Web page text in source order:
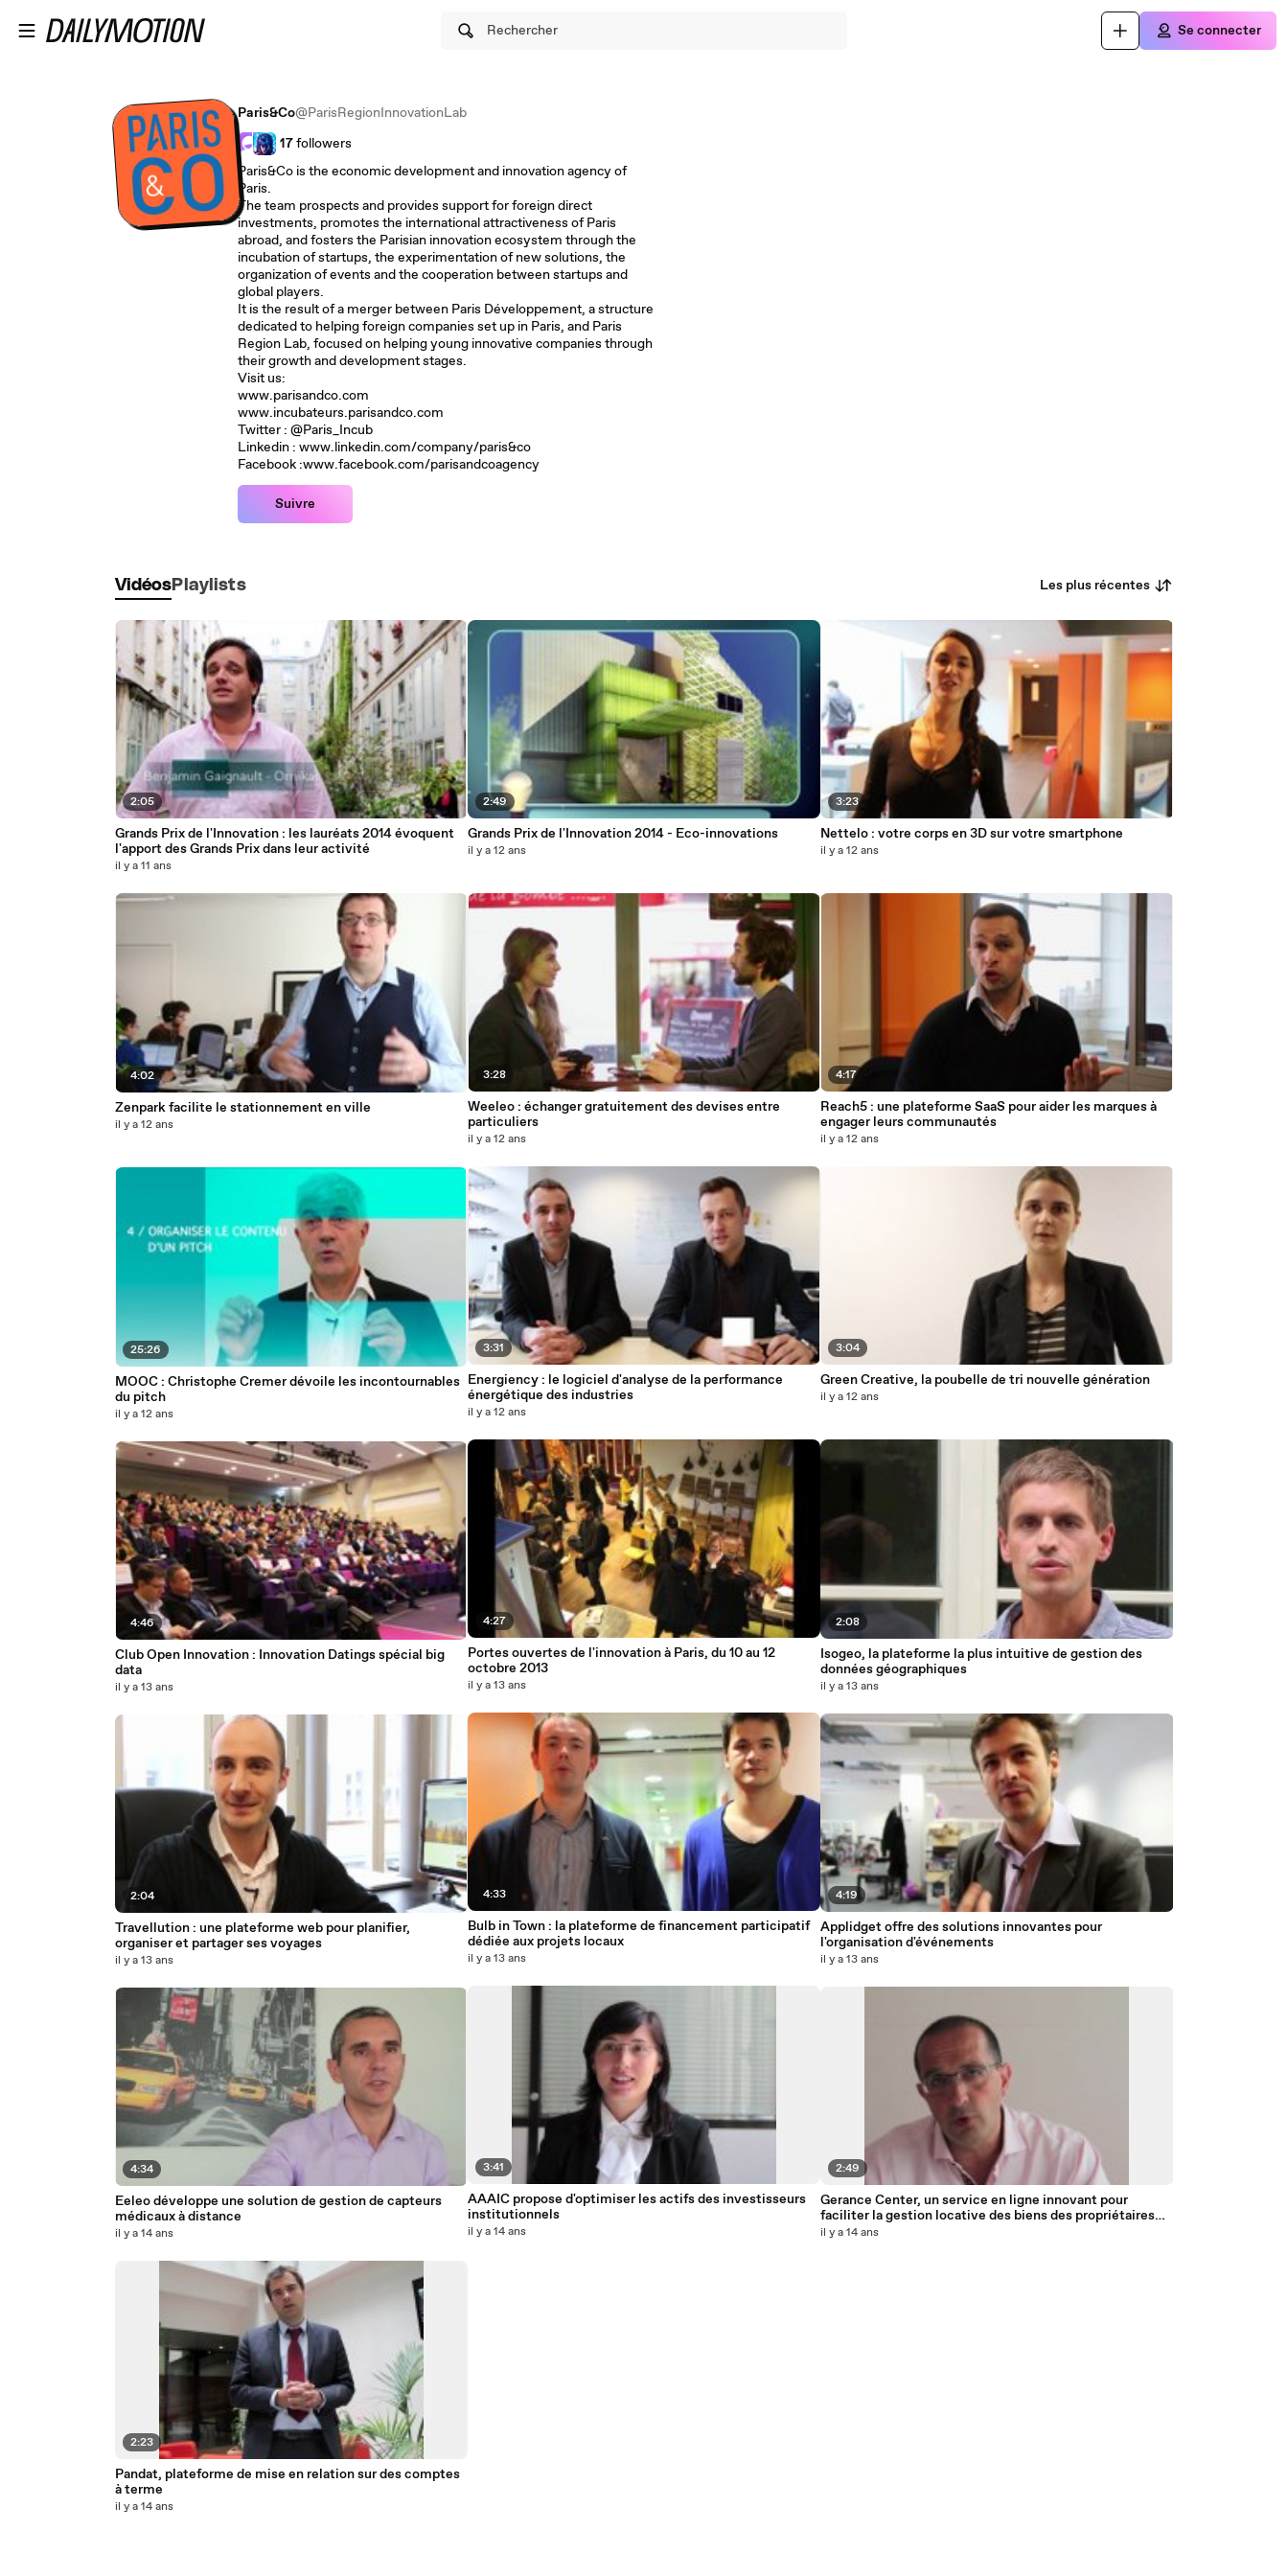
Rechercher Se connecter
Paris&Co@ParisRegionInnovationLab
17followers
Paris&Co is the economic development and innovation agency of
Paris.
The team prospects and provides support for foreign direct
investments, promotes the international attractiveness of Paris
abroad, and fosters the Parisian innovation ecosystem through the
incubation of startups, the experimentation of new solutions, the
organization of events and the cooperation between startups and
global players.
It is the result of a merger between Paris Développement, a structure
dedicated to helping foreign companies set up in Paris, and Paris
Region Lab, focused on helping young innovative companies through
their growth and development stages.
Visit us:
www.parisandco.com
www.incubateurs.parisandco.com
Twitter : @Paris_Incub
Linkedin : www.linkedin.com/company/paris&co
Facebook :www.facebook.com/parisandcoagency
Suivre
Vidéos Playlists Les plus récentes
2:05
Grands Prix de l'Innovation : les lauréats 2014 évoquent
l'apport des Grands Prix dans leur activité
il y a 11 ans
4:02
Zenpark facilite le stationnement en ville
il y a 12 ans
25:26
MOOC : Christophe Cremer dévoile les incontournables
du pitch
il y a 12 ans
4:46
Club Open Innovation : Innovation Datings spécial big
data
il y a 13 ans
2:04
Travellution : une plateforme web pour planifier,
organiser et partager ses voyages
il y a 13 ans
4:34
Eeleo développe une solution de gestion de capteurs
médicaux à distance
il y a 14 ans
2:23
Pandat, plateforme de mise en relation sur des comptes
à terme
il y a 14 ans
2:49
Grands Prix de l'Innovation 2014 - Eco-innovations
il y a 12 ans
3:28
Weeleo : échanger gratuitement des devises entre
particuliers
il y a 12 ans
3:31
Energiency : le logiciel d'analyse de la performance
énergétique des industries
il y a 12 ans
4:27
Portes ouvertes de l'innovation à Paris, du 10 au 12
octobre 2013
il y a 13 ans
4:33
Bulb in Town : la plateforme de financement participatif
dédiée aux projets locaux
il y a 13 ans
3:41
AAAIC propose d'optimiser les actifs des investisseurs
institutionnels
il y a 14 ans
3:23
Nettelo : votre corps en 3D sur votre smartphone
il y a 12 ans
4:17
Reach5 : une plateforme SaaS pour aider les marques à
engager leurs communautés
il y a 12 ans
3:04
Green Creative, la poubelle de tri nouvelle génération
il y a 12 ans
2:08
Isogeo, la plateforme la plus intuitive de gestion des
données géographiques
il y a 13 ans
4:19
Applidget offre des solutions innovantes pour
l'organisation d'événements
il y a 13 ans
2:49
Gerance Center, un service en ligne innovant pour
faciliter la gestion locative des biens des propriétaires
bailleurs
il y a 14 ans